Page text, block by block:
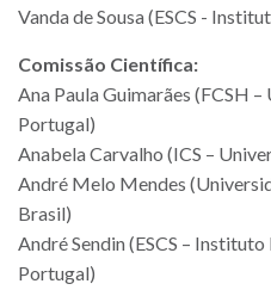
Vanda de Sousa (ESCS -
Comissão Científica:
Ana Paula Guimarães (FCSH
Portugal)
Anabela Carvalho (ICS –
André Melo Mendes
Brasil)
André Sendin (ESCS –
Portugal)